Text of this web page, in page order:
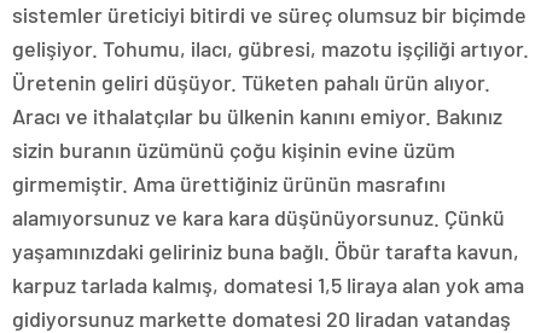
sistemler üreticiyi bitirdi ve süreç olumsuz bir biçimde
gelişiyor. Tohumu, ilacı, gübresi, mazotu işçiliği artıyor.
Üretenin geliri düşüyor. Tüketen pahalı ürün alıyor.
Aracı ve ithalatçılar bu ülkenin kanını emiyor. Bakınız
sizin buranın üzümünü çoğu kişinin evine üzüm
girmemiştir. Ama ürettiğiniz ürünün masrafını
alamıyorsunuz ve kara kara düşünüyorsunuz. Çünkü
yaşamınızdaki geliriniz buna bağlı. Öbür tarafta kavun,
karpuz tarlada kalmış, domatesi 1,5 liraya alan yok ama
gidiyorsunuz markette domatesi 20 liradan vatandaş